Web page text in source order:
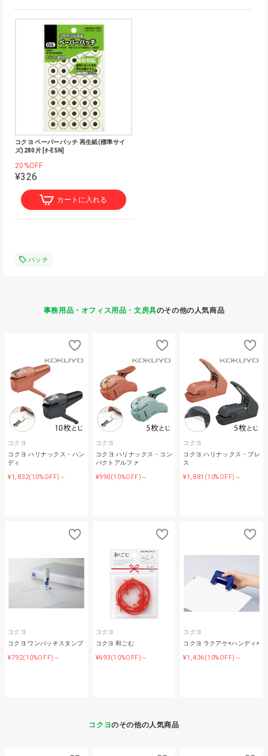
コクヨ ペーパーパッチ 再生紙(標準サイ
ズ)280片 [ﾀ-E5N]
20%OFF
¥326
カートに入れる
パッチ
事務用品・オフィス用品・文房具のその他の人気商品
コクヨ
コクヨ ハリナックス・ハン
ディ
¥1,832(10%OFF)～
コクヨ
コクヨ ハリナックス・コン
パクトアルファ
¥990(10%OFF)～
コクヨ
コクヨ ハリナックス・プレ
ス
¥1,881 (10%OFF)～
コクヨ
コクヨ ワンパッチスタンプ
¥792(10%OFF)～
コクヨ
コクヨ 和ごむ
¥693(10%OFF)～
コクヨ
コクヨ ラクアケ<ハンディ>
¥1,436(10%OFF)～
コクヨのその他の人気商品